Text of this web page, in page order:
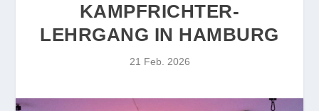
KAMPFRICHTER-
LEHRGANG IN HAMBURG
21 Feb. 2026